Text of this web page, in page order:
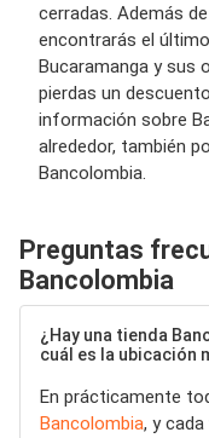
cerradas. Además
encontrarás el
Bucaramanga y sus
pierdas un
información sobre
alrededor, también
Bancolombia.
Preguntas
Bancolombia
¿Hay una tienda
cuál es la ubicación
En prácticamente
Bancolombia, y